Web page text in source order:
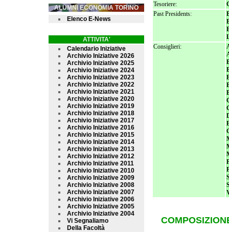
ALUMNI ECONOMIA TORINO
Elenco E-News
ATTIVITA'
Calendario Iniziative
Archivio Iniziative 2026
Archivio Iniziative 2025
Archivio Iniziative 2024
Archivio Iniziative 2023
Archivio Iniziative 2022
Archivio Iniziative 2021
Archivio Iniziative 2020
Archivio Iniziative 2019
Archivio Iniziative 2018
Archivio Iniziative 2017
Archivio Iniziative 2016
Archivio Iniziative 2015
Archivio Iniziative 2014
Archivio Iniziative 2013
Archivio Iniziative 2012
Archivio Iniziative 2011
Archivio Iniziative 2010
Archivio Iniziative 2009
Archivio Iniziative 2008
Archivio Iniziative 2007
Archivio Iniziative 2006
Archivio Iniziative 2005
Archivio Iniziative 2004
Vi Segnaliamo
Della Facoltà
Tesoriere:
Past Presidents:
Consiglieri: